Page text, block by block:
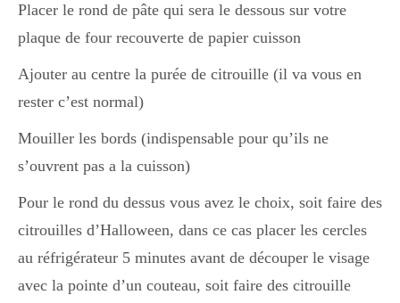
Placer le rond de pâte qui sera le dessous sur votre
plaque de four recouverte de papier cuisson
Ajouter au centre la purée de citrouille (il va vous en
rester c’est normal)
Mouiller les bords (indispensable pour qu’ils ne
s’ouvrent pas a la cuisson)
Pour le rond du dessus vous avez le choix, soit faire des
citrouilles d’Halloween, dans ce cas placer les cercles
au réfrigérateur 5 minutes avant de découper le visage
avec la pointe d’un couteau, soit faire des citrouille